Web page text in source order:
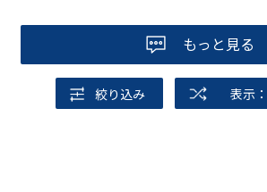
もっと見る
絞り込み 表示